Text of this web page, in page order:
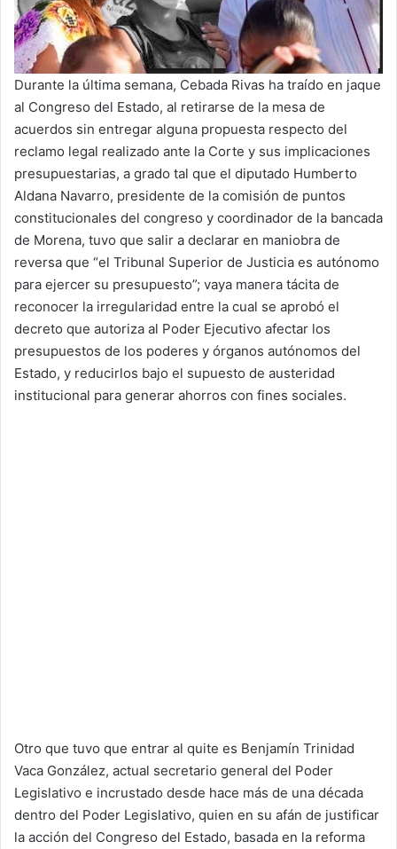
Durante la última semana, Cebada Rivas ha traído en jaque
al Congreso del Estado, al retirarse de la mesa de
acuerdos sin entregar alguna propuesta respecto del
reclamo legal realizado ante la Corte y sus implicaciones
presupuestarias, a grado tal que el diputado Humberto
Aldana Navarro, presidente de la comisión de puntos
constitucionales del congreso y coordinador de la bancada
de Morena, tuvo que salir a declarar en maniobra de
reversa que “el Tribunal Superior de Justicia es autónomo
para ejercer su presupuesto”; vaya manera tácita de
reconocer la irregularidad entre la cual se aprobó el
decreto que autoriza al Poder Ejecutivo afectar los
presupuestos de los poderes y órganos autónomos del
Estado, y reducirlos bajo el supuesto de austeridad
institucional para generar ahorros con fines sociales.
Otro que tuvo que entrar al quite es Benjamín Trinidad
Vaca González, actual secretario general del Poder
Legislativo e incrustado desde hace más de una década
dentro del Poder Legislativo, quien en su afán de justificar
la acción del Congreso del Estado, basada en la reforma